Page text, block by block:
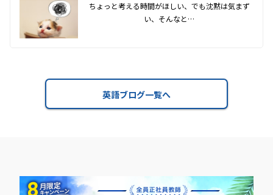
ちょっと考える時間がほしい、でも沈黙は気まず
い、そんなと…
英語ブログ一覧へ